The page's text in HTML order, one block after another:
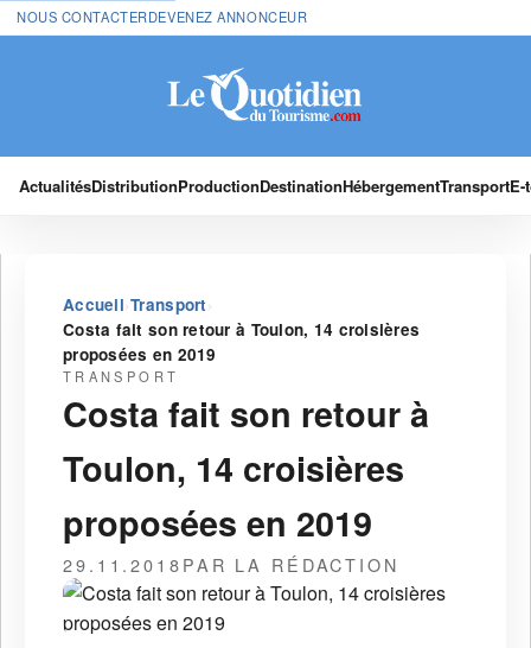
NOUS CONTACTERDEVENEZ ANNONCEUR
ActualitésDistributionProductionDestinationHébergementTransport
Accueil›Transport ›
Costa fait son retour à Toulon, 14 croisières
proposées en 2019
TRANSPORT
Costa fait son retour à
Toulon, 14 croisières
proposées en 2019
29.11.2018PAR LA RÉDACTION